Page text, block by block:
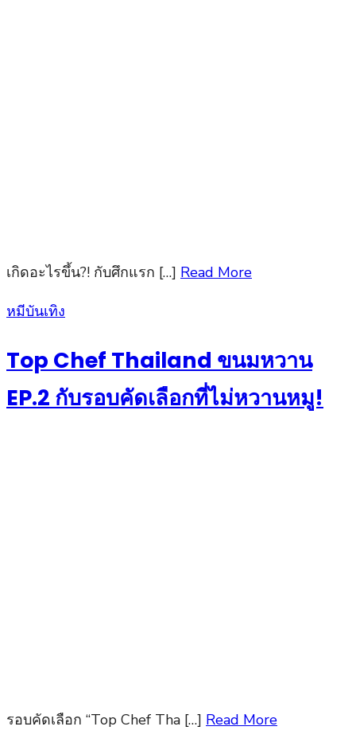
เกิดอะไรขึ้น?! กับศึกแรก […] Read More
Posted
หมีบันเทิง
Top Chef Thailand ขนมหวาน
EP.2 กับรอบคัดเลือกที่ไม่หวานหมู!
รอบคัดเลือก “Top Chef Tha […] Read More